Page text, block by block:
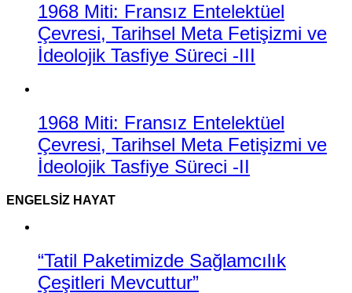
1968 Miti: Fransız Entelektüel
Çevresi, Tarihsel Meta Fetişizmi ve
İdeolojik Tasfiye Süreci -III
1968 Miti: Fransız Entelektüel
Çevresi, Tarihsel Meta Fetişizmi ve
İdeolojik Tasfiye Süreci -II
ENGELSIZ HAYAT
“Tatil Paketimizde Sağlamcılık
Çeşitleri Mevcuttur”